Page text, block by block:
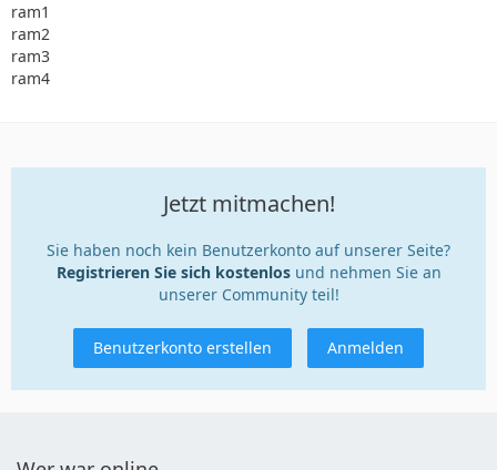
ram1
ram2
ram3
ram4
Jetzt mitmachen!
Sie haben noch kein Benutzerkonto auf unserer Seite?
Registrieren Sie sich kostenlosund nehmen Sie an
unserer Community teil!
Benutzerkonto erstellen Anmelden